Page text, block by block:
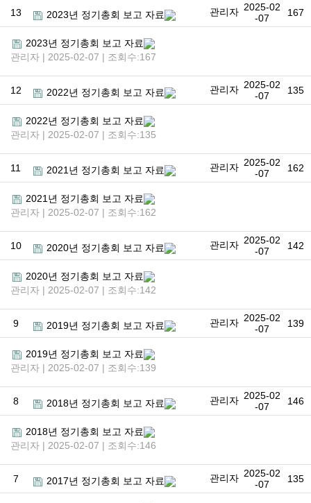
13 2023년 정기총회 보고 자료 관리자 2025-02
-07
167
2023년 정기총회 보고 자료
관리자 | 2025-02-07 | 조회수:167
12 2022년 정기총회 보고 자료 관리자 2025-02
-07
135
2022년 정기총회 보고 자료
관리자 | 2025-02-07 | 조회수:135
11 2021년 정기총회 보고 자료 관리자 2025-02
-07
162
2021년 정기총회 보고 자료
관리자 | 2025-02-07 | 조회수:162
10 2020년 정기총회 보고 자료 관리자 2025-02
-07
142
2020년 정기총회 보고 자료
관리자 | 2025-02-07 | 조회수:142
9 2019년 정기총회 보고 자료 관리자 2025-02
-07
139
2019년 정기총회 보고 자료
관리자 | 2025-02-07 | 조회수:139
8 2018년 정기총회 보고 자료 관리자 2025-02
-07
146
2018년 정기총회 보고 자료
관리자 | 2025-02-07 | 조회수:146
7 2017년 정기총회 보고 자료 관리자 2025-02
-07
135